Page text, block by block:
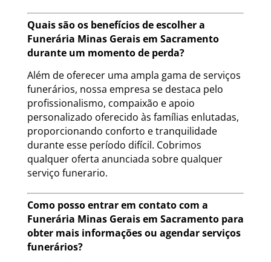
Quais são os benefícios de escolher a
Funerária Minas Gerais em Sacramento
durante um momento de perda?
Além de oferecer uma ampla gama de serviços
funerários, nossa empresa se destaca pelo
profissionalismo, compaixão e apoio
personalizado oferecido às famílias enlutadas,
proporcionando conforto e tranquilidade
durante esse período difícil. Cobrimos
qualquer oferta anunciada sobre qualquer
serviço funerario.
Como posso entrar em contato com a
Funerária Minas Gerais em Sacramento para
obter mais informações ou agendar serviços
funerários?